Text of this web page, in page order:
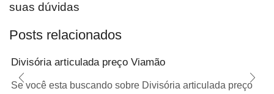
suas dúvidas
Posts relacionados
Divisória articulada preço Viamão
Se você esta buscando sobre Divisória articulada preço